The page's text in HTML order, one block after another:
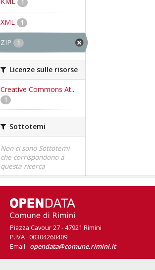
1
XML 1
ZIP 1
Licenze sulle risorse
Creative Commons At...
1
Sottotemi
Non ci sono Sottotemi
che corrispondono a
questa ricerca
Piazza Cavour 27 - 47921 Rimini
P.IVA 00304260409
Email opendata@comune.rimini.it